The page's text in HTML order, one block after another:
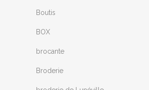
Boutis
BOX
brocante
Broderie